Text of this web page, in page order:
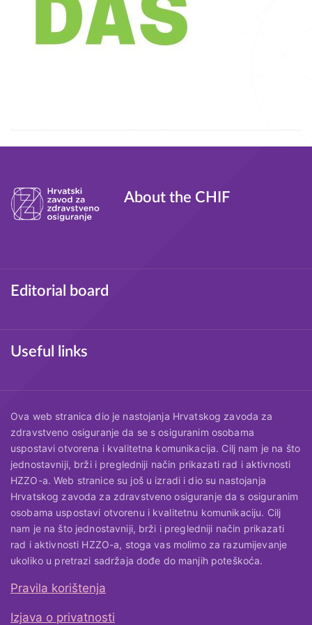
Footer
About the CHIF
Editorial board
Useful links
Ova web stranica dio je nastojanja Hrvatskog zavoda za
zdravstveno osiguranje da se s osiguranim osobama
uspostavi otvorena i kvalitetna komunikacija. Cilj nam je na što
jednostavniji, brži i pregledniji način prikazati rad i aktivnosti
HZZO-a. Web stranice su još u izradi i dio su nastojanja
Hrvatskog zavoda za zdravstveno osiguranje da s osiguranim
osobama uspostavi otvorenu i kvalitetnu komunikaciju. Cilj
nam je na što jednostavniji, brži i pregledniji način prikazati
rad i aktivnosti HZZO-a, stoga vas molimo za razumijevanje
ukoliko u pretrazi sadržaja dođe do manjih poteškoća.
Pravila korištenja
Izjava o privatnosti